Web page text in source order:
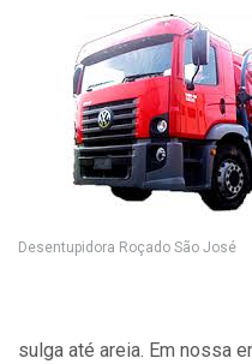
Desentupidora Roçado São José
sulga até areia. Em nossa